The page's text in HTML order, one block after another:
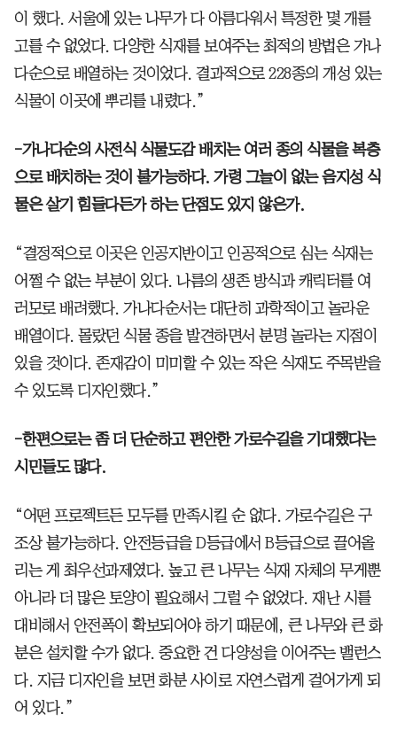
이 했다. 서울에 있는 나무가 다 아름다워서 특정한 몇 개를
고를 수 없었다. 다양한 식재를 보여주는 최적의 방법은 가나
다순으로 배열하는 것이었다. 결과적으로 228종의 개성 있는
식물이 이곳에 뿌리를 내렸다.”
-가나다순의 사전식 식물도감 배치는 여러 종의 식물을 복층
으로 배치하는 것이 불가능하다. 가령 그늘이 없는 음지성 식
물은 살기 힘들다든가 하는 단점도 있지 않은가.
“결정적으로 이곳은 인공지반이고 인공적으로 심는 식재는
어쩔 수 없는 부분이 있다. 나름의 생존 방식과 캐릭터를 여
러모로 배려했다. 가나다순서는 대단히 과학적이고 놀라운
배열이다. 몰랐던 식물 종을 발견하면서 분명 놀라는 지점이
있을 것이다. 존재감이 미미할 수 있는 작은 식재도 주목받을
수 있도록 디자인했다.”
-한편으로는 좀 더 단순하고 편안한 가로수길을 기대했다는
시민들도 많다.
“어떤 프로젝트든 모두를 만족시킬 순 없다. 가로수길은 구
조상 불가능하다. 안전등급을 D등급에서 B등급으로 끌어올
리는 게 최우선과제였다. 높고 큰 나무는 식재 자체의 무게뿐
아니라 더 많은 토양이 필요해서 그럴 수 없었다. 재난 시를
대비해서 안전폭이 확보되어야 하기 때문에, 큰 나무와 큰 화
분은 설치할 수가 없다. 중요한 건 다양성을 이어주는 밸런스
다. 지금 디자인을 보면 화분 사이로 자연스럽게 걸어가게 되
어 있다.”